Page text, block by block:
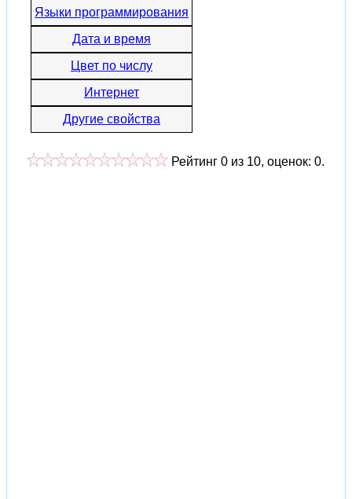
Языки программирования
Дата и время
Цвет по числу
Интернет
Другие свойства
Рейтинг 0 из 10, оценок: 0.